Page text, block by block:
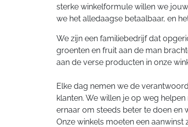
sterke winkelformule willen we
we het alledaagse betaalbaar, en
We zijn een familiebedrijf dat
groenten en fruit aan de man
aan de verse producten in onze
Elke dag nemen we de
klanten. We willen je op weg
ernaar om steeds beter te doen en
Onze winkels moeten een